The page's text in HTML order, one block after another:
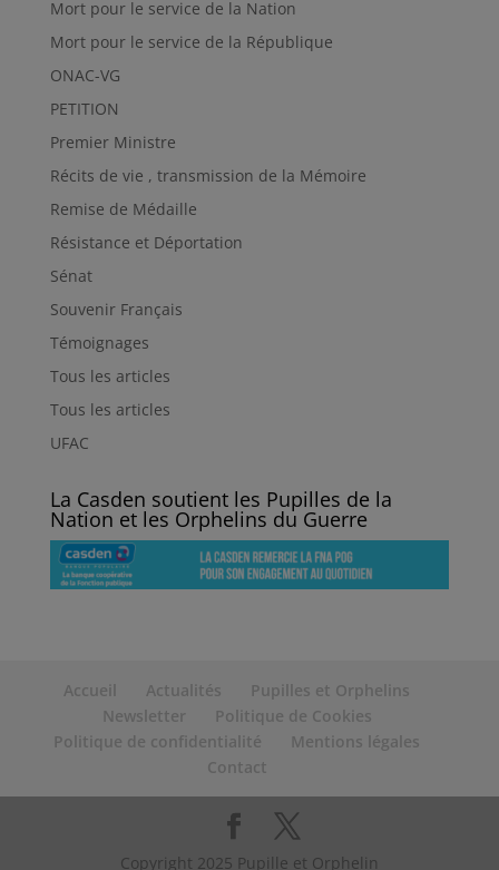
Mort pour le service de la Nation
Mort pour le service de la République
ONAC-VG
PETITION
Premier Ministre
Récits de vie , transmission de la Mémoire
Remise de Médaille
Résistance et Déportation
Sénat
Souvenir Français
Témoignages
Tous les articles
Tous les articles
UFAC
La Casden soutient les Pupilles de la
Nation et les Orphelins du Guerre
Accueil Actualités
Pupilles et Orphelins
Newsletter
Politique de Cookies
Politique de confidentialité
Mentions légales
Contact
Copyright 2025 Pupille et Orphelin